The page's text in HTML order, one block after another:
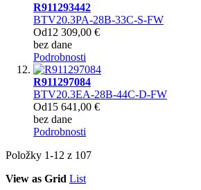
R911293442
BTV20.3PA-28B-33C-S-FW
Od12 309,00 €
bez dane
Podrobnosti
R911297084
BTV20.3EA-28B-44C-D-FW
Od15 641,00 €
bez dane
Podrobnosti
Položky 1-12 z 107
View as Grid List